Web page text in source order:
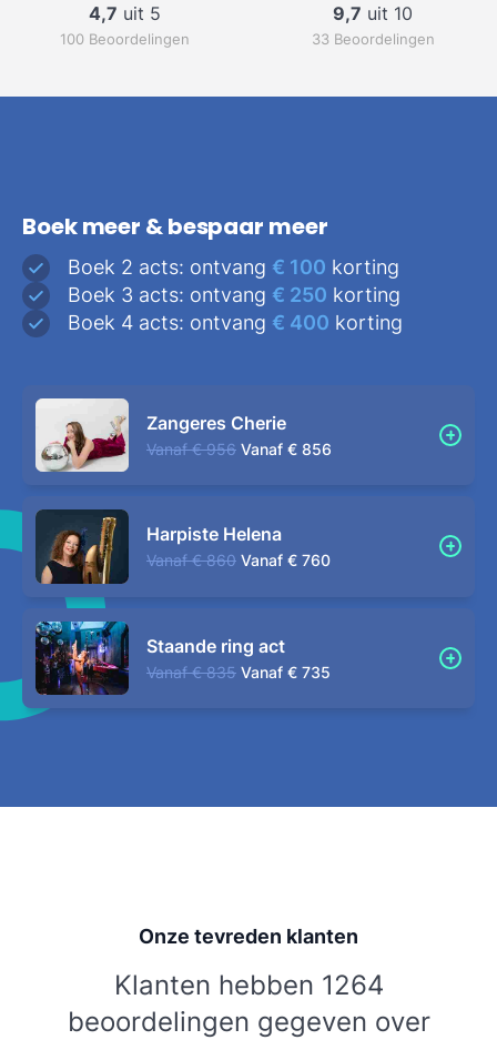
4,7 uit 5
100 Beoordelingen
9,7 uit 10
33 Beoordelingen
Boek meer & bespaar meer
Boek 2 acts: ontvang € 100 korting
Boek 3 acts: ontvang € 250 korting
Boek 4 acts: ontvang € 400 korting
Zangeres Cherie
Vanaf € 956 Vanaf € 856
Harpiste Helena
Vanaf € 860 Vanaf € 760
Staande ring act
Vanaf € 835 Vanaf € 735
Onze tevreden klanten
Klanten hebben 1264
beoordelingen gegeven over